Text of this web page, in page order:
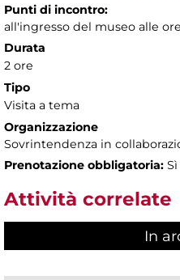
Punti di incontro:
all'ingresso del museo alle ore
Durata
2 ore
Tipo
Visita a tema
Organizzazione
Sovrintendenza in
Prenotazione obbligatoria: Sì
Attività correlate
In